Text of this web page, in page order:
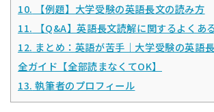
10. 【例題】大学受験の英語長文の読み方
11. 【Q&A】英語長文読解に関するよくあ
12. まとめ：英語が苦手｜大学受験の英語
全ガイド【全部読まなくてOK】
13. 執筆者のプロフィール